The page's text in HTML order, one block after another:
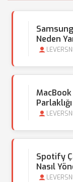
Neden
Spotify
Nasıl